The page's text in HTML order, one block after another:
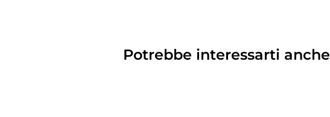
Potrebbe interessarti anche